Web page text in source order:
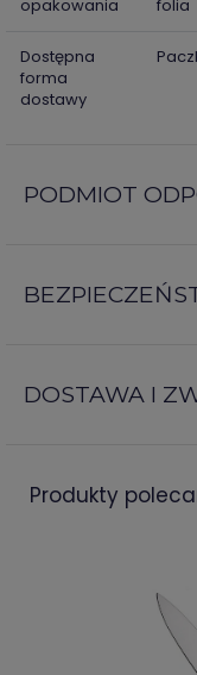
opakowania
folia
Dostępna
forma
dostawy
PODMIOT
DOSTAWA I
produkty